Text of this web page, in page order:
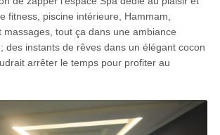
fitness, piscine intérieure, Hammam,
massages, tout ça dans une ambiance
des instants de rêves dans un élégant cocon
arrêter le temps pour profiter au